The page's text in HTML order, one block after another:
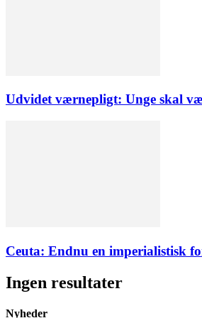
Udvidet værnepligt: Unge skal
Ceuta: Endnu en imperialistisk
Ingen resultater
Nyheder